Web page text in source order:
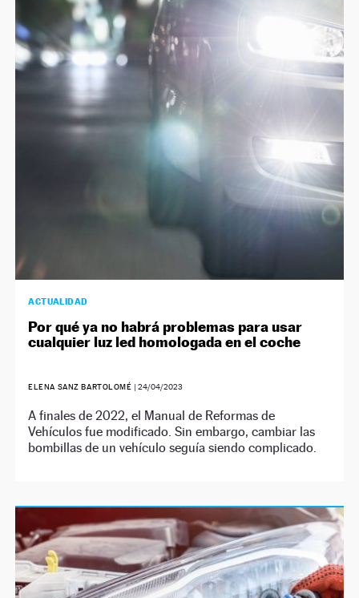
ACTUALIDAD
Por qué ya no habrá problemas para usar
cualquier luz led homologada en el coche
ELENA SANZ BARTOLOMÉ | 24/04/2023
A finales de 2022, el Manual de Reformas de
Vehículos fue modificado. Sin embargo, cambiar las
bombillas de un vehículo seguía siendo complicado.